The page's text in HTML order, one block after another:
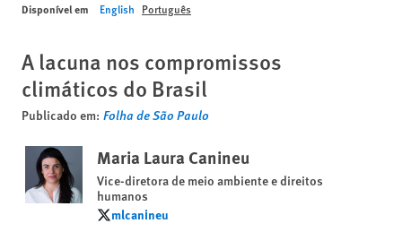
Disponível em English Português
A lacuna nos compromissos
climáticos do Brasil
Publicado em: Folha de São Paulo
Maria Laura Canineu
Vice-diretora de meio ambiente e direitos
humanos
mlcanineu
mlcanineu